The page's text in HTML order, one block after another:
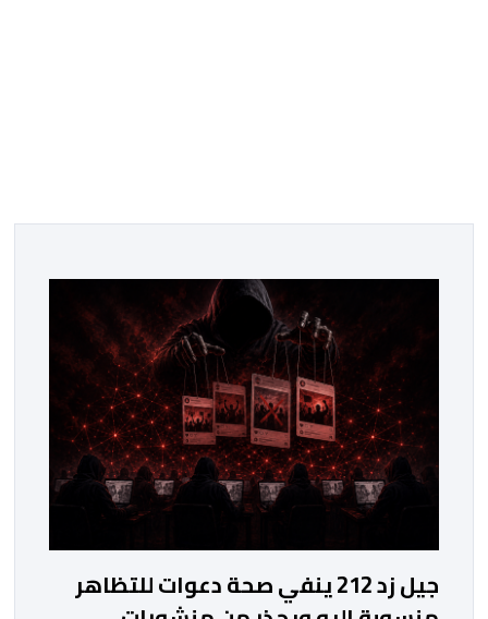
جيل زد 212 ينفي صحة دعوات للتظاهر